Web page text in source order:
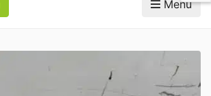
Menu